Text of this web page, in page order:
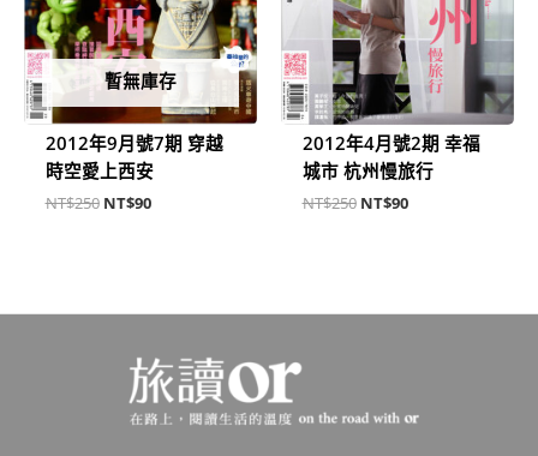
暫無庫存
2012年9月號7期 穿越
時空愛上西安
NT$250 NT$90
2012年4月號2期 幸福
城市 杭州慢旅行
NT$250 NT$90